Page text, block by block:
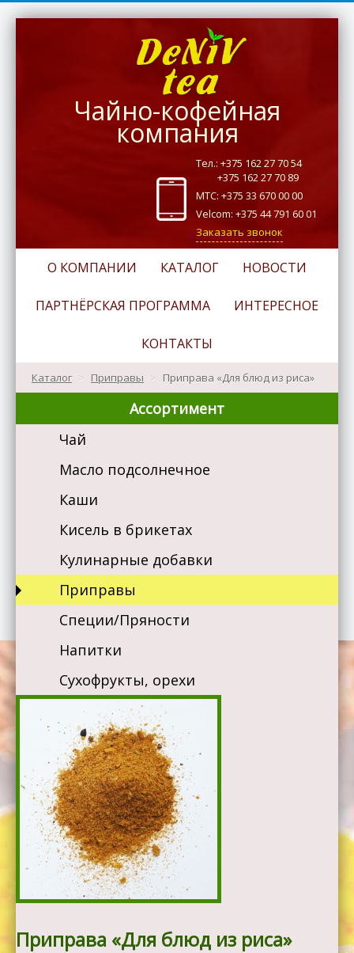
Чайно-кофейная
компания
Тел.: +375 162 27 70 54
+375 162 27 70 89
МТС: +375 33 670 00 00
Velcom: +375 44 791 60 01
Заказать звонок
О КОМПАНИИ КАТАЛОГ НОВОСТИ
ПАРТНЁРСКАЯ ПРОГРАММА ИНТЕРЕСНОЕ
КОНТАКТЫ
Каталог > Приправы > Приправа «Для блюд из риса»
Ассортимент
Чай
Масло подсолнечное
Каши
Кисель в брикетах
Кулинарные добавки
Приправы
Специи/Пряности
Напитки
Сухофрукты, орехи
Приправа «Для блюд из риса»